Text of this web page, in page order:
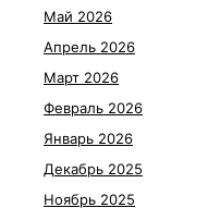
Май 2026
Апрель 2026
Март 2026
Февраль 2026
Январь 2026
Декабрь 2025
Ноябрь 2025